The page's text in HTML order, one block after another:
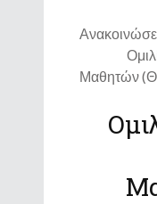
Μαθητών